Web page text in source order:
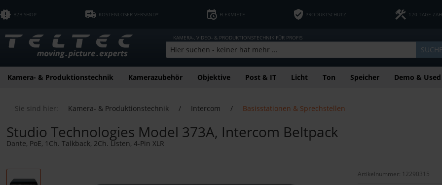
B2B SHOP KOSTENLOSER VERSAND* FLEXMIETE PRODUKTSCHUTZ 120 TAGE
KAMERA-, VIDEO- & PRODUKTIONSTECHNIK FÜR PROFIS
Kamera- & Produktionstechnik Kamerazubehör Objektive Post & IT Licht Ton Speicher Demo & Used
Sie sind hier: Kamera- & Produktionstechnik / Intercom / Basisstationen & Sprechstellen
Studio Technologies Model 373A, Intercom Beltpack
Dante, PoE, 1Ch. Talkback, 2Ch. Listen, 4-Pin XLR
Artikelnummer: 12290315